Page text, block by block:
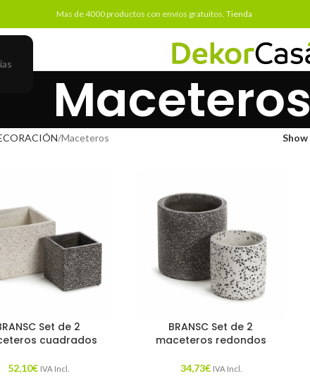
Mas de 4000 productos con envíos gratuitos. Tienda
Maceteros
Maceteros Show
Set de 2
cuadrados
52,10€ IVA Incl.
BRANSC Set de 2
maceteros redondos
34,73€ IVA Incl.